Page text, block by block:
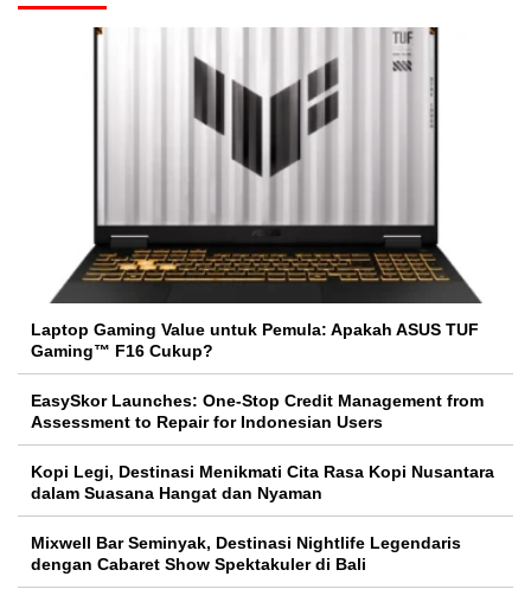
Laptop Gaming Value untuk Pemula: Apakah ASUS TUF
Gaming™ F16 Cukup?
EasySkor Launches: One-Stop Credit Management from
Assessment to Repair for Indonesian Users
Kopi Legi, Destinasi Menikmati Cita Rasa Kopi Nusantara
dalam Suasana Hangat dan Nyaman
Mixwell Bar Seminyak, Destinasi Nightlife Legendaris
dengan Cabaret Show Spektakuler di Bali